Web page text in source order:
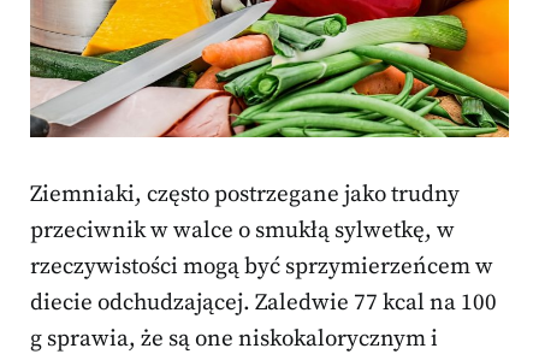
Ziemniaki, często postrzegane jako trudny
przeciwnik w walce o smukłą sylwetkę, w
rzeczywistości mogą być sprzymierzeńcem w
diecie odchudzającej. Zaledwie 77 kcal na 100
g sprawia, że są one niskokalorycznym i